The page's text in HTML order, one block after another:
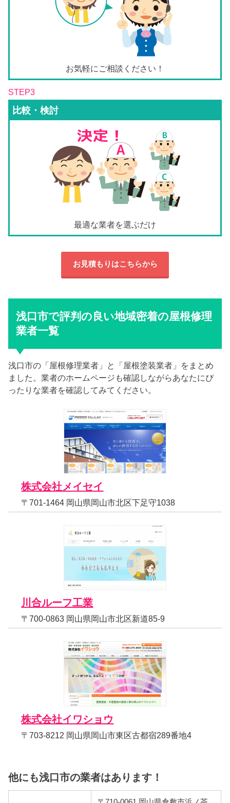
お気軽にご相談ください！
STEP3
比較・検討
最適な業者を選ぶだけ
お見積もりはこちらから
浅口市で評判の良い地域密着の屋根修理
業者一覧
浅口市の「屋根修理業者」と「屋根塗装業者」をまとめ
ました。業者のホームページも確認しながらあなたにぴ
ったりな業者を確認してみてください。
株式会社メイセイ
〒701-1464 岡山県岡山市北区下足守1038
川合ルーフ工業
〒700-0863 岡山県岡山市北区新道85-9
株式会社イワショウ
〒703-8212 岡山県岡山市東区古都宿289番地4
他にも浅口市の業者はあります！